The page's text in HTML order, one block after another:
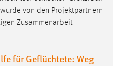
von den Projektpartnern
Zusammenarbeit
für Geflüchtete: Weg